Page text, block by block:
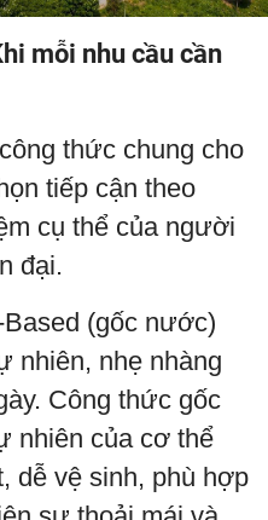
mỗi nhu cầu cần
thức chung cho
tiếp cận theo
cụ thể của người
đại.
(gốc nước)
nhiên, nhẹ nhàng
Công thức gốc
nhiên của cơ thể
dễ vệ sinh, phù hợp